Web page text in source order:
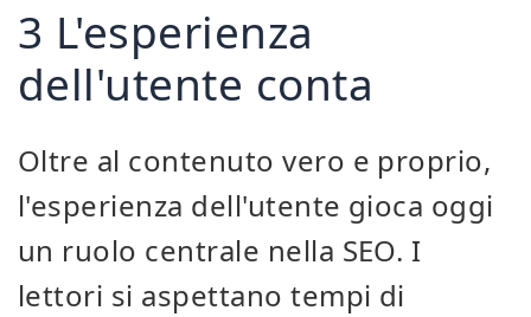
3 L'esperienza
dell'utente conta
Oltre al contenuto vero e proprio,
l'esperienza dell'utente gioca oggi
un ruolo centrale nella SEO. I
lettori si aspettano tempi di